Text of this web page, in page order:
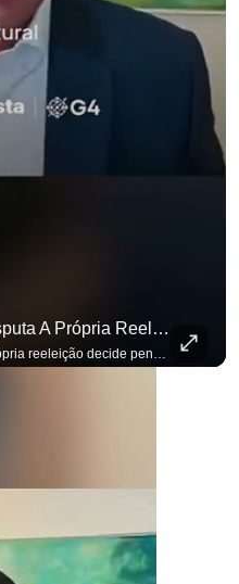
Um Presidente Que Não Disputa A Própria Reeleição Decide Pensando Em Quem Vem Depois.
Um presidente que não disputa a própria reeleição decide pensando em quem vem depois. Foi assim que Flávio Bolsonaro defendeu a PEC do fim da reeleição, primeira das medidas que citou para o ambiente de negócios. Se você busca informação com credibilidade, inscreva-se agora e ative o